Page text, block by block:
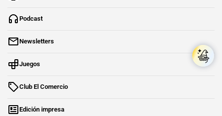
Podcast
Newsletters
Juegos
Club El Comercio
Edición impresa